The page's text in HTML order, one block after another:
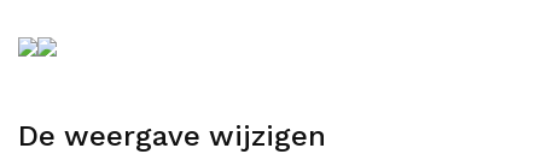
De weergave wijzigen